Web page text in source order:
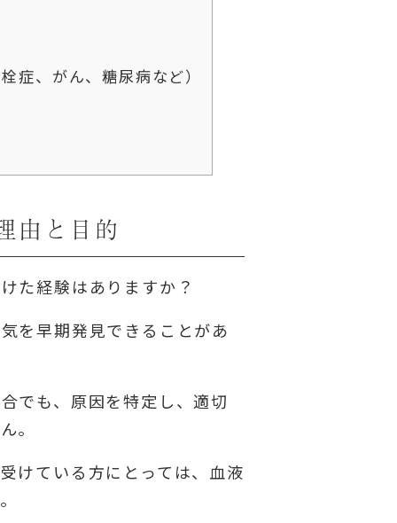
症、がん、糖尿病など）
由と目的
た経験はありますか？
を早期発見できることがあ
でも、原因を特定し、適切
。
けている方にとっては、血液